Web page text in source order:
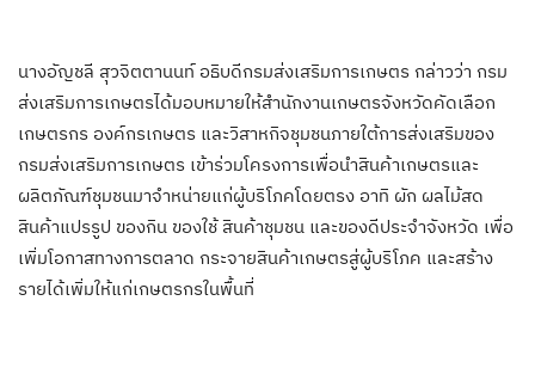
นางอัญชลี สุวจิตตานนท์ อธิบดีกรมส่งเสริมการเกษตร กล่าวว่า กรม
ส่งเสริมการเกษตรได้มอบหมายให้สำนักงานเกษตรจังหวัดคัดเลือก
เกษตรกร องค์กรเกษตร และวิสาหกิจชุมชนภายใต้การส่งเสริมของ
กรมส่งเสริมการเกษตร เข้าร่วมโครงการเพื่อนำสินค้าเกษตรและ
ผลิตภัณฑ์ชุมชนมาจำหน่ายแก่ผู้บริโภคโดยตรง อาทิ ผัก ผลไม้สด
สินค้าแปรรูป ของกิน ของใช้ สินค้าชุมชน และของดีประจำจังหวัด เพื่อ
เพิ่มโอกาสทางการตลาด กระจายสินค้าเกษตรสู่ผู้บริโภค และสร้าง
รายได้เพิ่มให้แก่เกษตรกรในพื้นที่